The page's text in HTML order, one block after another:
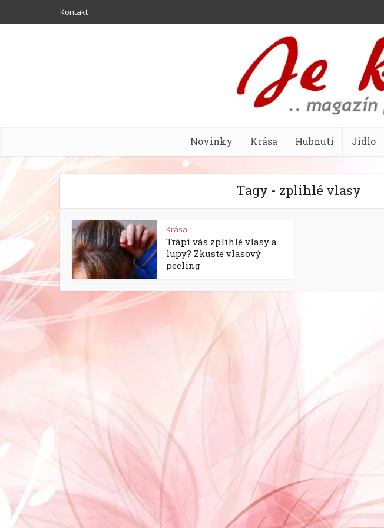
Kontakt
Novinky Krása Hubnutí Jídlo
Tagy - zplihlé vlasy
Krása
Trápí vás zplihlé vlasy a
lupy? Zkuste vlasový
peeling